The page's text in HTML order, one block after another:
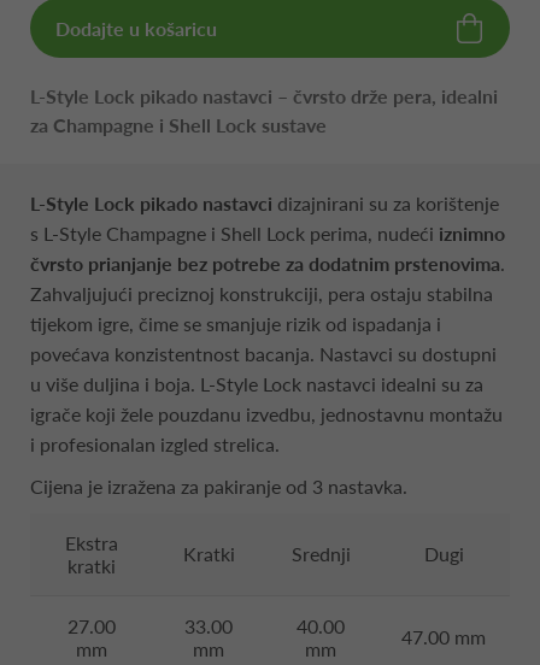
Dodajte u košaricu
L-Style Lock pikado nastavci – čvrsto drže pera, idealni
za Champagne i Shell Lock sustave
L-Style Lock pikado nastavci dizajnirani su za korištenje
s L-Style Champagne i Shell Lock perima, nudeći iznimno
čvrsto prianjanje bez potrebe za dodatnim prstenovima.
Zahvaljujući preciznoj konstrukciji, pera ostaju stabilna
tijekom igre, čime se smanjuje rizik od ispadanja i
povećava konzistentnost bacanja. Nastavci su dostupni
u više duljina i boja. L-Style Lock nastavci idealni su za
igrače koji žele pouzdanu izvedbu, jednostavnu montažu
i profesionalan izgled strelica.
Cijena je izražena za pakiranje od 3 nastavka.
Ekstra
kratki
Kratki Srednji Dugi
27.00
mm
33.00
mm
40.00
mm
47.00 mm